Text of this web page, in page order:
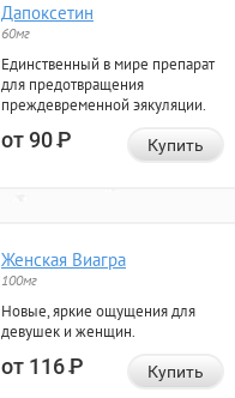
Дапоксетин
60мг
Единственный в мире препарат
для предотвращения
преждевременной эякуляции.
от 90Р Купить
Женская Виагра
100мг
Новые, яркие ощущения для
девушек и женщин.
от 116Р Купить